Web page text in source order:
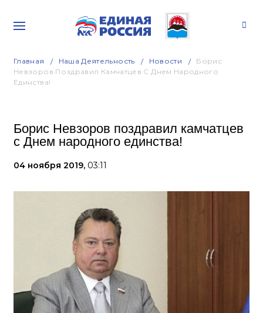
Главная Наша Деятельность Новости
Борис
Невзоров Поздравил Камчатцев С Днем Народного
Единства!
Борис Невзоров поздравил камчатцев
с Днем народного единства!
04 ноября 2019, 03:11